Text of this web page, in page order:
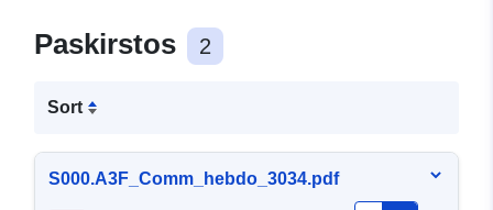
Paskirstos 2
Sort
S000.A3F_Comm_hebdo_3034.pdf